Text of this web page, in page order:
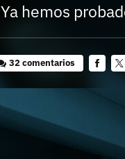
Ya hemos
32 comentarios